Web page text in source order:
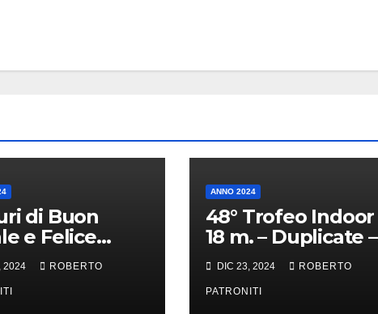
di Buon
e Felice
Nuovo 2025
2024 ROBERTO
ANNO 2024
48° Trofeo Indoor
18 m. – Duplicate –
[#6190]
DIC 23, 2024 ROBERTO
PATRONITI